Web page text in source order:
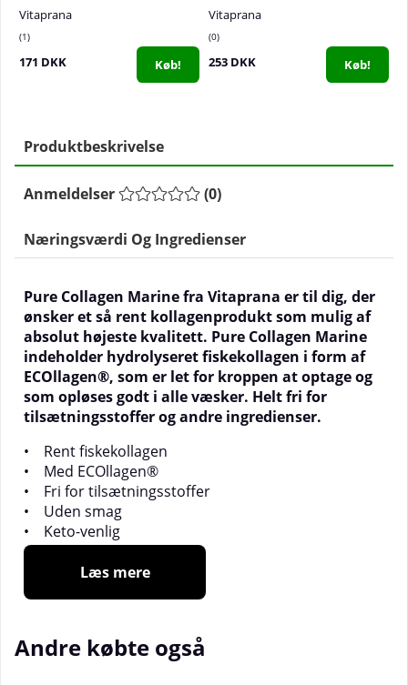
Vitaprana
1
171 DKK Køb!
Vitaprana
0
253 DKK Køb!
Produktbeskrivelse
Anmeldelser (0)
Næringsværdi Og Ingredienser
Pure Collagen Marine fra Vitaprana er til dig, der
ønsker et så rent kollagenprodukt som mulig af
absolut højeste kvalitett. Pure Collagen Marine
indeholder hydrolyseret fiskekollagen i form af
ECOllagen®, som er let for kroppen at optage og
som opløses godt i alle væsker. Helt fri for
tilsætningsstoffer og andre ingredienser.
• Rent fiskekollagen
• Med ECOllagen®
• Fri for tilsætningsstoffer
• Uden smag
• Keto-venlig
• Genanvendelig emballage
God for hud, led og bindevæv
Kollagen er hovedproteinet i kroppens bindevæv,
sener, ledbånd, brusk og hud. Kollagen findes i
Læs mere
Andre købte også